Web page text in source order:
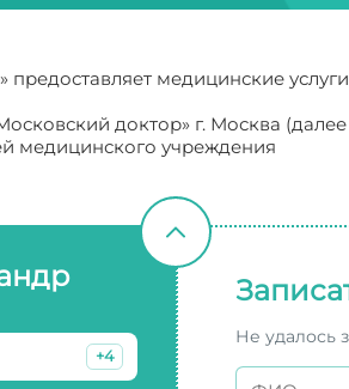
медицинские
доктор» г. Москва
медицинского учреждения
+4
Не удалось